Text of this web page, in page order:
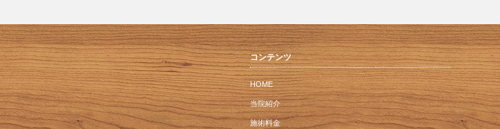
コンテンツ
HOME
当院紹介
施術料金